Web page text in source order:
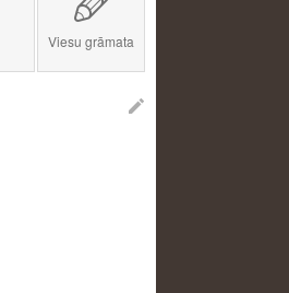
Viesu grāmata